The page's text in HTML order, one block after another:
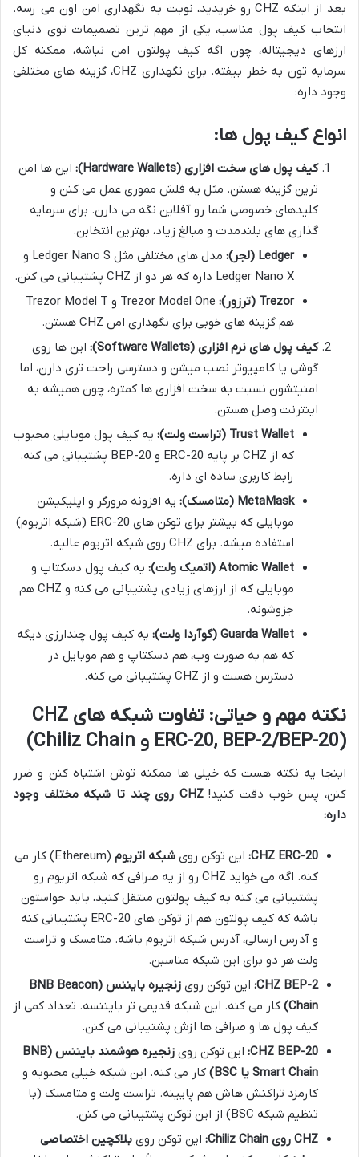
بعد از اینکه CHZ رو خریدید، نوبت به نگهداری امن اون می رسه.
انتخاب کیف پول مناسب، یکی از مهم ترین تصمیمات توی دنیای
ارزهای دیجیتاله، چون اگه کیف پولتون امن نباشه، ممکنه کل
سرمایه تون به خطر بیفته. برای نگهداری CHZ، گزینه های مختلفی
وجود داره:
انواع کیف پول ها:
کیف پول های سخت افزاری (Hardware Wallets):
این ها امن
ترین گزینه هستن. مثل یه فلش مموری عمل می کنن و
کلیدهای خصوصی شما رو آفلاین نگه می دارن. برای سرمایه
گذاری های بلندمدت و مبالغ زیاد، بهترین انتخابن.
Ledger (لجر):
مدل های مختلفی مثل Ledger Nano S و
Ledger Nano X داره که هر دو از CHZ پشتیبانی می کنن.
Trezor (ترزور):
Trezor Model One و Trezor Model T
هم گزینه های خوبی برای نگهداری امن CHZ هستن.
کیف پول های نرم افزاری (Software Wallets):
این ها روی
گوشی یا کامپیوتر نصب میشن و دسترسی راحت تری دارن، اما
امنیتشون نسبت به سخت افزاری ها کمتره، چون همیشه به
اینترنت وصل هستن.
Trust Wallet (تراست ولت):
یه کیف پول موبایلی محبوب
که از CHZ بر پایه ERC-20 و BEP-20 پشتیبانی می کنه.
رابط کاربری ساده ای داره.
MetaMask (متامسک):
یه افزونه مرورگر و اپلیکیشن
موبایلی که بیشتر برای توکن های ERC-20 (شبکه اتریوم)
استفاده میشه. برای CHZ روی شبکه اتریوم عالیه.
Atomic Wallet (اتمیک ولت):
یه کیف پول دسکتاپ و
موبایلی که از ارزهای زیادی پشتیبانی می کنه و CHZ هم
جزوشونه.
Guarda Wallet (گوآردا ولت):
یه کیف پول چندارزی دیگه
که هم به صورت وب، هم دسکتاپ و هم موبایل در
دسترس هست و از CHZ پشتیبانی می کنه.
نکته مهم و حیاتی: تفاوت شبکه های CHZ
(ERC-20, BEP-2/BEP-20 و Chiliz Chain)
اینجا یه نکته هست که خیلی ها ممکنه توش اشتباه کنن و ضرر
کنن، پس خوب دقت کنید!
CHZ روی چند تا شبکه مختلف وجود
داره:
CHZ ERC-20: این توکن روی شبکه اتریوم
(Ethereum) کار می
کنه. اگه می خواید CHZ رو از یه صرافی که شبکه اتریوم رو
پشتیبانی می کنه به کیف پولتون منتقل کنید، باید حواستون
باشه که کیف پولتون هم از توکن های ERC-20 پشتیبانی کنه
و آدرس ارسالی، آدرس شبکه اتریوم باشه. متامسک و تراست
ولت هر دو برای این شبکه مناسبن.
CHZ BEP-2: این توکن روی
زنجیره بایننس (BNB Beacon
Chain) کار می کنه. این شبکه قدیمی تر بایننسه. تعداد کمی از
کیف پول ها و صرافی ها ازش پشتیبانی می کنن.
CHZ BEP-20: این توکن روی
زنجیره هوشمند بایننس (BNB
Smart Chain یا BSC)
کار می کنه. این شبکه خیلی محبوبه و
کارمزد تراکنش هاش هم پایینه. تراست ولت و متامسک (با
تنظیم شبکه BSC) از این توکن پشتیبانی می کنن.
CHZ روی Chiliz Chain:
این توکن روی بلاکچین اختصاصی